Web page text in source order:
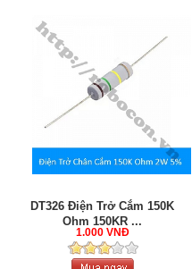
DT326 Điện Trở Cắm 150K
Ohm 150KR ...
1.000 VNĐ